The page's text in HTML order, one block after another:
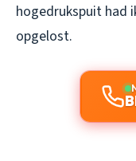
hogedrukspuit had
opgelost.